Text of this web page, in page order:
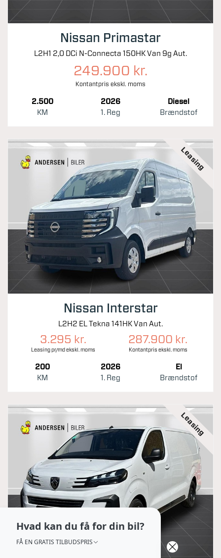
Nissan Primastar
L2H1 2,0 DCi N-Connecta 150HK Van 9g Aut.
249.900 kr.
Kontantpris ekskl. moms
2.500
KM
2026
1. Reg
Diesel
Brændstof
Leasing
Nissan Interstar
L2H2 EL Tekna 141HK Van Aut.
3.295 kr.
Leasing pr/md ekskl. moms
287.900 kr.
Kontantpris ekskl. moms
200
KM
2026
1. Reg
El
Brændstof
Leasing
Hvad kan du få for din bil?
FÅ EN GRATIS TILBUDSPRIS